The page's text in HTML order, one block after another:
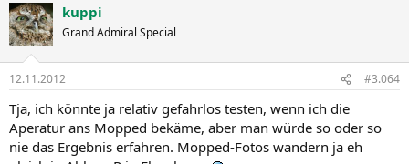
kuppi
Grand Admiral Special
12.11.2012 #3.064
Tja, ich könnte ja relativ gefahrlos testen, wenn ich die
Aperatur ans Mopped bekäme, aber man würde so oder so
nie das Ergebnis erfahren. Mopped-Fotos wandern ja eh